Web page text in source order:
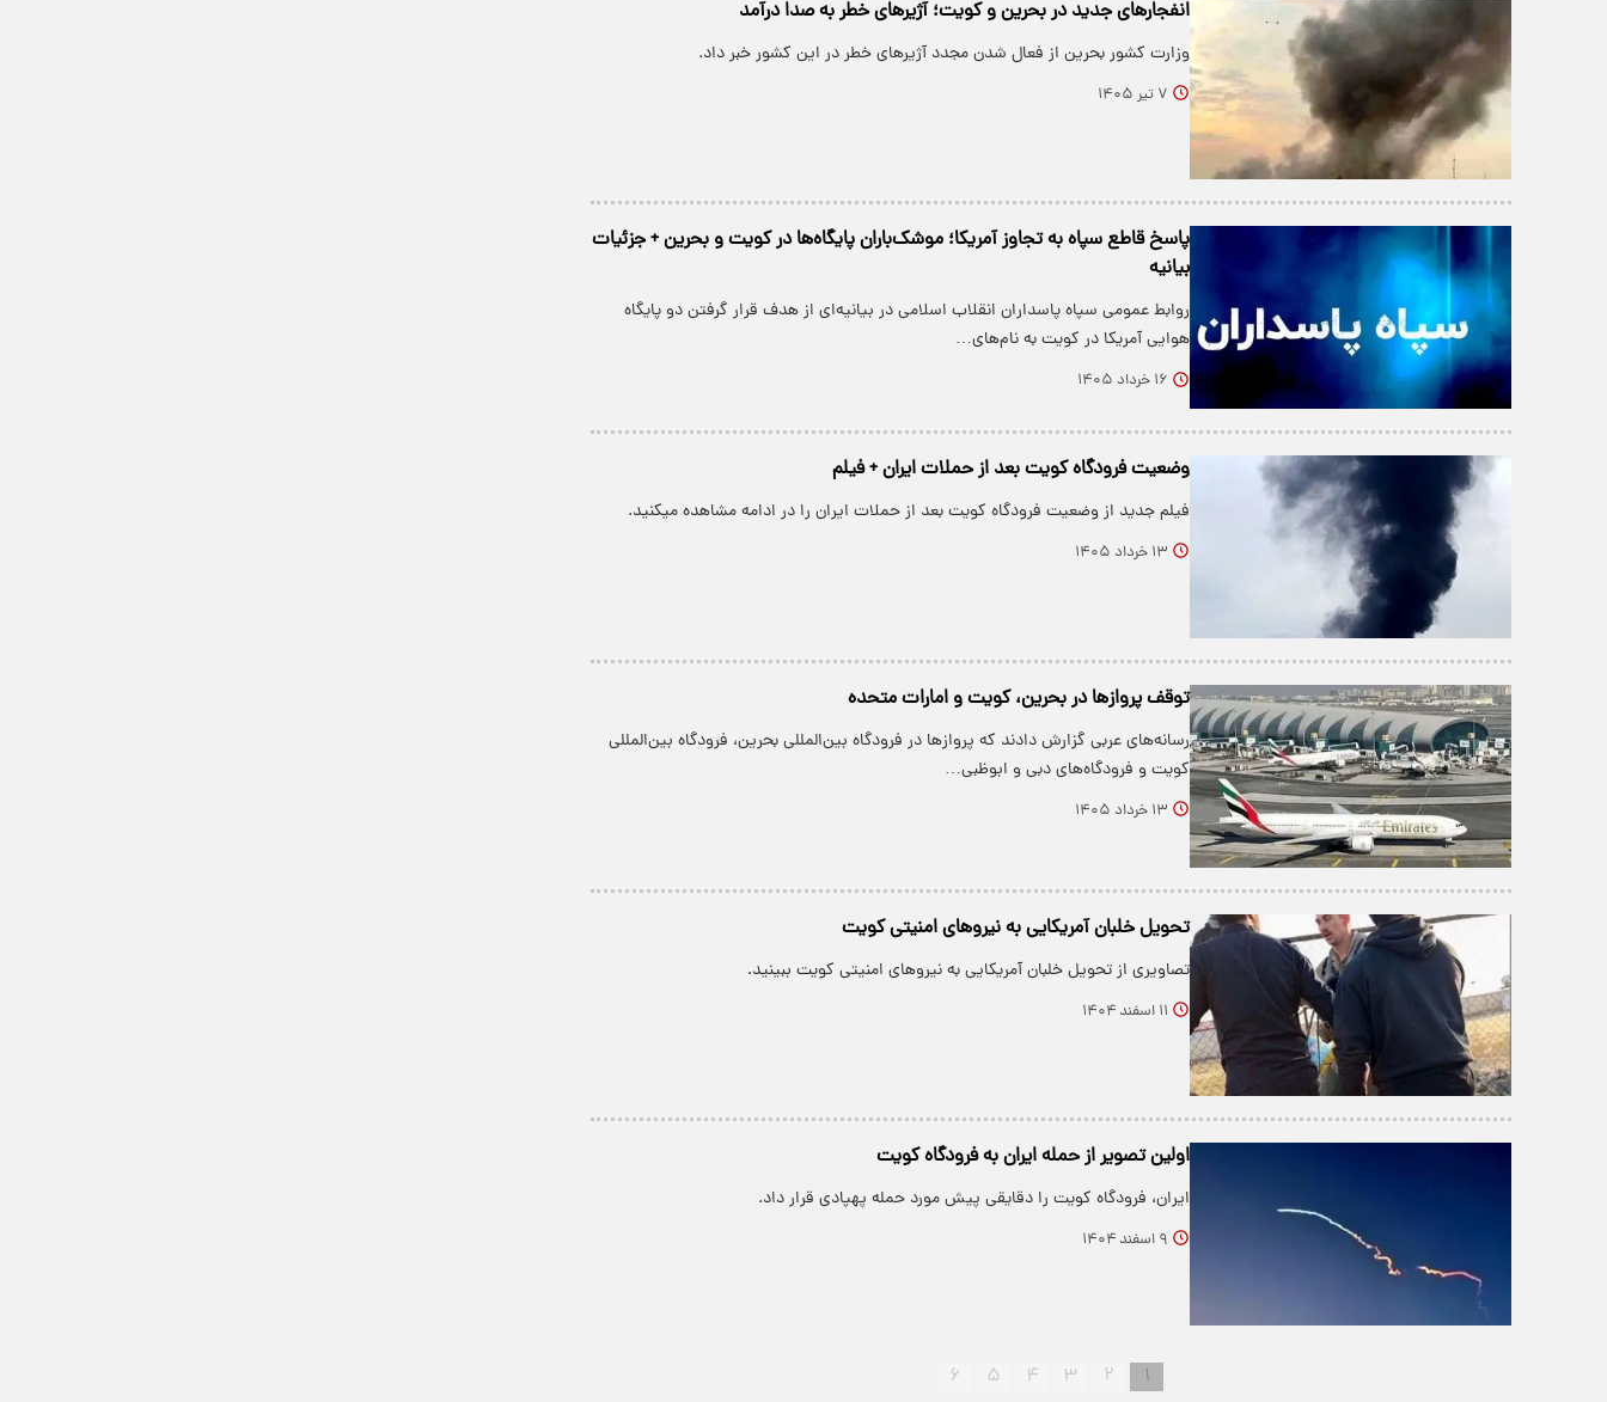
انفجارهای جدید در بحرین و کویت؛ آژیرهای خطر به صدا درآمد
وزارت کشور بحرین از فعال شدن مجدد آژیرهای خطر در این کشور خبر داد.
۷ تیر ۱۴۰۵
پاسخ قاطع سپاه به تجاوز آمریکا؛ موشک‌باران پایگاه‌ها در کویت و بحرین + جزئیات
بیانیه
روابط عمومی سپاه پاسداران انقلاب اسلامی در بیانیه‌ای از هدف قرار گرفتن دو پایگاه
هوایی آمریکا در کویت به نام‌های…
۱۶ خرداد ۱۴۰۵
وضعیت فرودگاه کویت بعد از حملات ایران + فیلم
فیلم جدید از وضعیت فرودگاه کویت بعد از حملات ایران را در ادامه مشاهده میکنید.
۱۳ خرداد ۱۴۰۵
توقف پروازها در بحرین، کویت و امارات متحده
رسانه‌های عربی گزارش دادند که پروازها در فرودگاه بین‌المللی بحرین، فرودگاه بین‌المللی
کویت و فرودگاه‌های دبی و ابوظبی…
۱۳ خرداد ۱۴۰۵
تحویل خلبان آمریکایی به نیروهای امنیتی کویت
تصاویری از تحویل خلبان آمریکایی به نیروهای امنیتی کویت ببینید.
۱۱ اسفند ۱۴۰۴
اولین تصویر از حمله ایران به فرودگاه کویت
ایران، فرودگاه کویت را دقایقی پیش مورد حمله پهپادی قرار داد.
۹ اسفند ۱۴۰۴
۱ ۲ ۳ ۴ ۵ ۶